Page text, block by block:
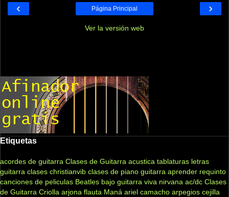
‹ ›
Página Principal
Ver la versión web
Etiquetas
acordes de guitarra Clases de Guitarra acustica tablaturas letras
guitarra clases christianvib clases de piano guitarra aprender requinto
canciones de peliculas Beatles bajo guitarra viva nirvana ac/dc Clases
de Guitarra Criolla arjona flauta Maná ariel camacho arpegios cejilla